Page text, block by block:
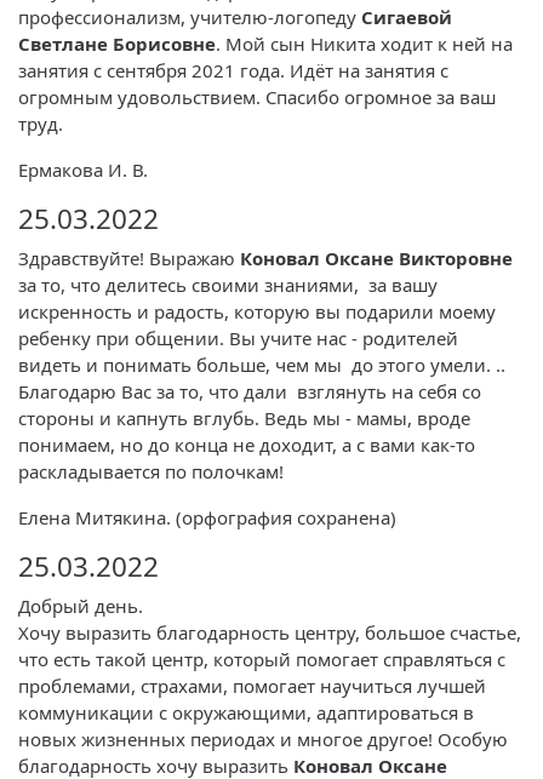
профессионализм, учителю-логопеду Сигаевой
Светлане Борисовне. Мой сын Никита ходит к ней на
занятия с сентября 2021 года. Идёт на занятия с
огромным удовольствием. Спасибо огромное за ваш
труд.
Ермакова И. В.
25.03.2022
Здравствуйте! Выражаю Коновал Оксане Викторовне
за то, что делитесь своими знаниями, за вашу
искренность и радость, которую вы подарили моему
ребенку при общении. Вы учите нас - родителей
видеть и понимать больше, чем мы до этого умели. ..
Благодарю Вас за то, что дали взглянуть на себя со
стороны и капнуть вглубь. Ведь мы - мамы, вроде
понимаем, но до конца не доходит, а с вами как-то
раскладывается по полочкам!
Елена Митякина. (орфография сохранена)
25.03.2022
Добрый день.
Хочу выразить благодарность центру, большое счастье,
что есть такой центр, который помогает справляться с
проблемами, страхами, помогает научиться лучшей
коммуникации с окружающими, адаптироваться в
новых жизненных периодах и многое другое! Особую
благодарность хочу выразить Коновал Оксане